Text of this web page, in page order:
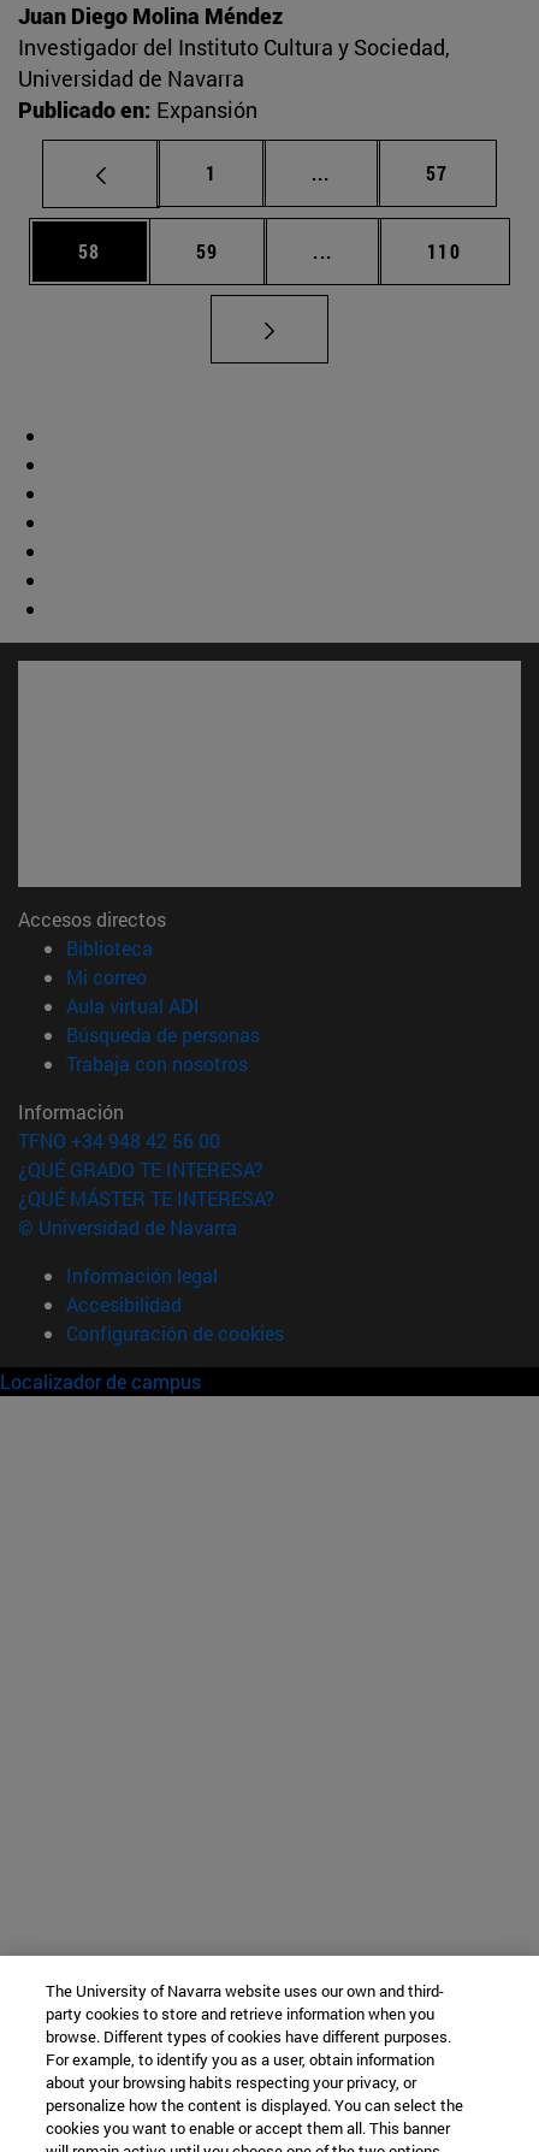
Juan Diego Molina Méndez
Investigador del Instituto Cultura y Sociedad,
Universidad de Navarra
Publicado en: Expansión
Página
1 ... Páginas intermedias
Página
57
Página
58 Página
59 ... Páginas intermedias
Página
110
Accesos directos
Biblioteca
Mi correo(abre en nueva ventana)
Aula virtual ADI
Búsqueda de personas(abre en nueva ventana)
Trabaja con nosotros(abre en nueva ventana)
Información
TFNO +34 948 42 56 00
¿QUÉ GRADO TE INTERESA?
¿QUÉ MÁSTER TE INTERESA?
© Universidad de Navarra
Información legal
Accesibilidad
Configuración de cookies
Localizador de campus
The University of Navarra website uses our own and third-
party cookies to store and retrieve information when you
browse. Different types of cookies have different purposes.
For example, to identify you as a user, obtain information
about your browsing habits respecting your privacy, or
personalize how the content is displayed. You can select the
cookies you want to enable or accept them all. This banner